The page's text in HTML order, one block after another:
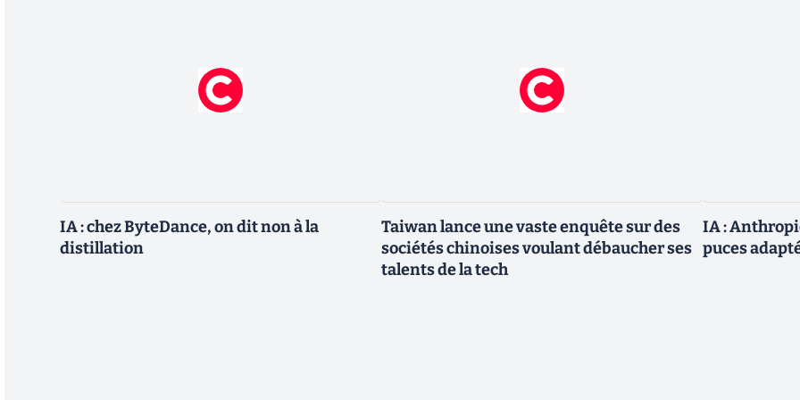
IA : chez ByteDance, on dit non à la
distillation
Taiwan lance une vaste enquête sur des
sociétés chinoises voulant débaucher ses
talents de la tech
IA :
puces